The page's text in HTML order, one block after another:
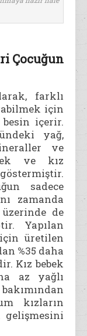
Çocuğun
farklı
için
içerir.
yağ,
ve
ve kız
sadece
zamanda
üzerinde de
Yapılan
üretilen
%35 daha
Kız bebek
az yağlı
kızların
gelişmesini